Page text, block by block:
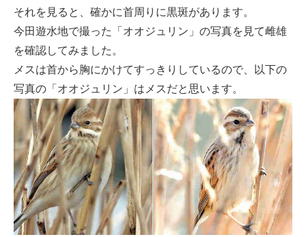
それを見ると、確かに首周りに黒斑があります。
今田遊水地で撮った「オオジュリン」の写真を見て雌雄
を確認してみました。
メスは首から胸にかけてすっきりしているので、以下の
写真の「オオジュリン」はメスだと思います。